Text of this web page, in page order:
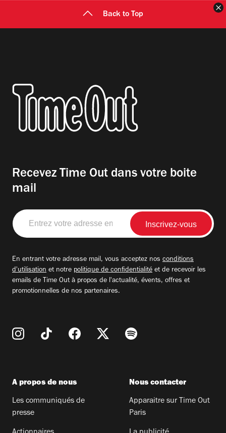
Back to Top
Recevez Time Out dans votre boite
mail
Entrez
votre
adresse
En entrant votre adresse mail, vous acceptez nos conditions
d'utilisation et notre politique de confidentialité et de recevoir les
emails de Time Out à propos de l'actualité, évents, offres et
promotionnelles de nos partenaires.
A propos de nous
Les communiqués de
presse
Nous contacter
Apparaitre sur Time Out
Paris